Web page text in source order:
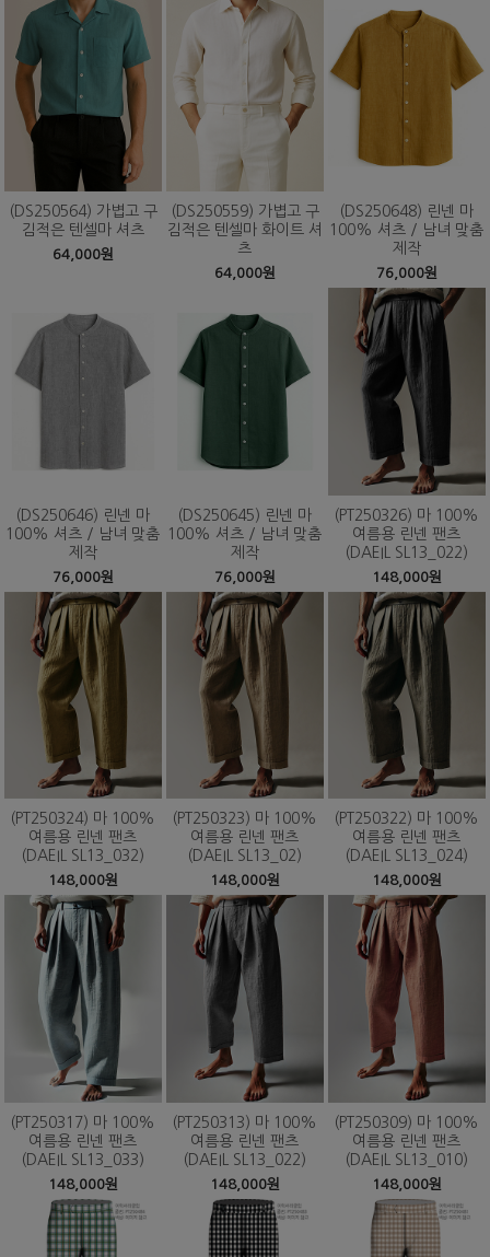
(DS250564) 가볍고 구
김적은 텐셀마 셔츠
64,000원
(DS250559) 가볍고 구
김적은 텐셀마 화이트 셔
츠
64,000원
(DS250648) 린넨 마
100% 셔츠 / 남녀 맞춤
제작
76,000원
(DS250646) 린넨 마
100% 셔츠 / 남녀 맞춤
제작
76,000원
(DS250645) 린넨 마
100% 셔츠 / 남녀 맞춤
제작
76,000원
(PT250326) 마 100%
여름용 린넨 팬츠
(DAEIL SL13_022)
148,000원
(PT250324) 마 100%
여름용 린넨 팬츠
(DAEIL SL13_032)
148,000원
(PT250323) 마 100%
여름용 린넨 팬츠
(DAEIL SL13_02)
148,000원
(PT250322) 마 100%
여름용 린넨 팬츠
(DAEIL SL13_024)
148,000원
(PT250317) 마 100%
여름용 린넨 팬츠
(DAEIL SL13_033)
148,000원
(PT250313) 마 100%
여름용 린넨 팬츠
(DAEIL SL13_022)
148,000원
(PT250309) 마 100%
여름용 린넨 팬츠
(DAEIL SL13_010)
148,000원